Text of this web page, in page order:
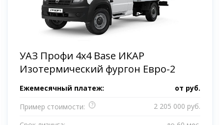
УАЗ Профи 4x4 Base ИКАР
Изотермический фургон Евро-2
Ежемесячный платеж: от руб.
Пример стоимости:
?
2 205 000 руб.